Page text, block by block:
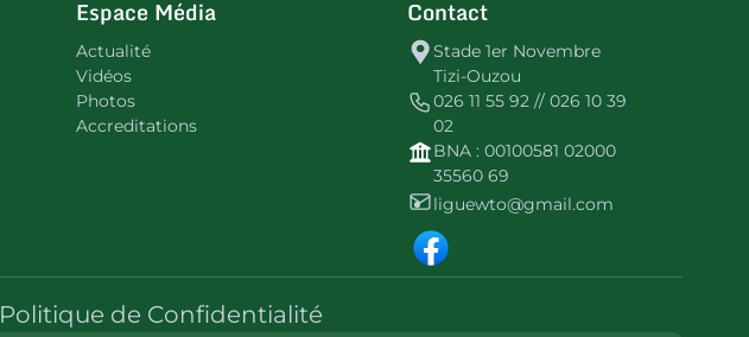
Espace Média
Actualité
Vidéos
Photos
Accreditations
Contact
Stade 1er Novembre
Tizi-Ouzou
026 11 55 92 // 026 10 39
02
BNA : 00100581 02000
35560 69
liguewto@gmail.com
Politique de Confidentialité